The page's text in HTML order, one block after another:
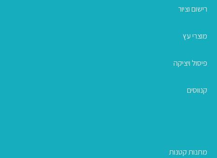
רישום וציור
מוצרי עץ
פיסול ויציקה
קנווסים
מתנות קטנות